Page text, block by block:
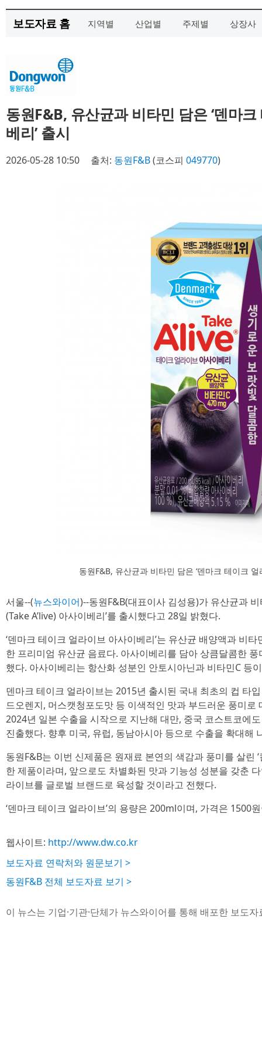
보도자료 홈 지역별 산업별 주제별 상장사
동원F&B, 유산균과 비타민 담은 ‘덴마
베리’ 출시
2026-05-28 10:50 출처: 동원F&B(코스피 049770)
동원F&B, 유산균과 비타민 담은 ‘덴마크 테이크
서울--(뉴스와이어)--동원F&B(대표이사 김성용)가 유산균과
(Take A’live) 아사이베리’를 출시했다고 28일 밝혔다.
‘덴마크 테이크 얼라이브 아사이베리’는 유산균 배양액과 비
한 프리미엄 유산균 음료다. 아사이베리를 담아 상큼달콤한
했다. 아사이베리는 항산화 성분인 안토시아닌과 비타민C 등
덴마크 테이크 얼라이브는 2015년 출시된 국내 최초의 컵 타
드오렌지, 머스캣청포도맛 등 이색적인 맛과 부드러운 풍미로
2024년 일본 수출을 시작으로 지난해 대만, 중국 코스트코에
진출했다. 향후 미국, 유럽, 동남아시아 등으로 수출을 확대해
동원F&B는 이번 신제품은 원재료 본연의 색감과 풍미를 살린
한 제품이라며, 앞으로도 차별화된 맛과 기능성 성분을 갖춘
라이브를 글로벌 브랜드로 육성할 것이라고 전했다.
‘덴마크 테이크 얼라이브’의 용량은 200ml이며, 가격은 1500
웹사이트: http://www.dw.co.kr
보도자료 연락처와 원문보기 >
동원F&B 전체 보도자료 보기 >
이 뉴스는 기업·기관·단체가 뉴스와이어를 통해 배포한 보도